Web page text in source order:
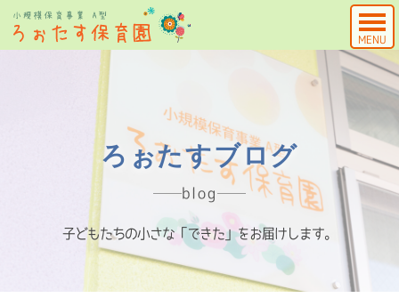
MENU
ろぉたすブログ
blog
子どもたちの小さな「できた」をお届けします。